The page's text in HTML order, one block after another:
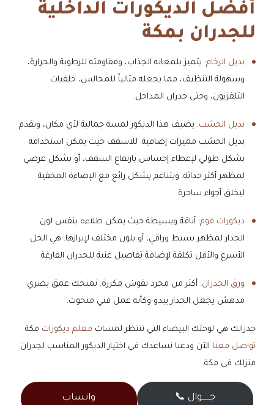
أفضل الديكورات الداخلية
للجدران بمكة
بديل الرخام: يتميز بلمعانه الجذاب، ومقاومته للرطوبة والحرارة،
وسهولة التنظيف، مما يجعله مثالياً للمجالس، خلفيات
التلفزيون، وحتى جدران المداخل.
بديل الخشب: يضيف هذا الديكور لمسة جمالية لأي مكان، ويقدم
بديل الخشب مميزات إضافية. للاسقف حيث يمكن استخدامه
بشكل طولي لإعطاء إحساس بارتفاع السقف، أو بشكل عرضي
لمظهر أكثر حداثة. ويتناغم بشكل رائع مع الإضاءة المخفية
ليخلق أجواء ساحرة.
ديكورات فوم: أناقة وبسيطة حيث يمكن طلاءه بنفس لون
الجدار لمظهر بسيط وراقي، أو بلون مختلف لإبرازها. هي الحل
الأسرع والأقل تكلفة لإضافة تفاصيل غنية للجدران الفارغة.
ورق الجدران: أكثر من مجرد نقوش مكررة. تمنحك عمق بصري
مدهش يجعل الجدار يبدو وكأنه عمل فني منحوت.
جدرانك هي لوحتك البيضاء التي تنتظر لمسات معلم ديكورات مكة
تواصل معنا الآن ودعنا نساعدك في اختيار الديكور المناسب لجدران
منزلك في مكة.
جــــــوال 📞 واتساب